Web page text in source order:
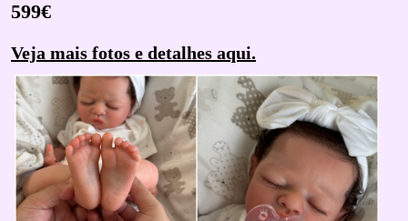
599€
Veja mais fotos e detalhes aqui.